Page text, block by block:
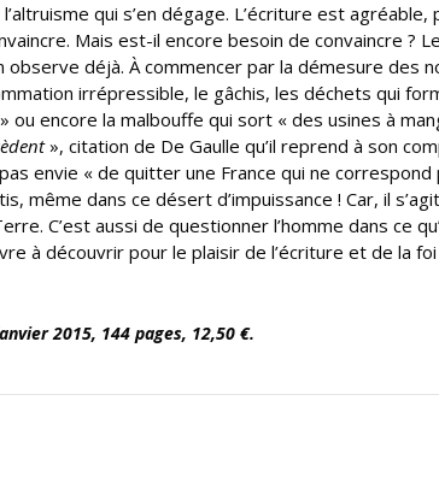
qui s’en dégage. L’écriture est
Mais est-il encore besoin de convaincre ?
observe déjà. À commencer par la démesure des
irrépressible, le gâchis, les déchets qui
ou encore la malbouffe qui sort « des usines à
», citation de De Gaulle qu’il reprend à son
envie « de quitter une France qui ne
même dans ce désert d’impuissance ! Car, il
C’est aussi de questionner l’homme dans ce
à découvrir pour le plaisir de l’écriture et de la
2015, 144 pages, 12,50 €.